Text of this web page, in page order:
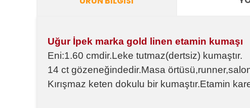
Uğur İpek marka gold linen etamin kumaşı
Eni:1.60 cmdir.Leke tutmaz(dertsiz) kumaştır.
14 ct gözeneğindedir.Masa
Kırışmaz keten dokulu bir kumaştır.Etamin